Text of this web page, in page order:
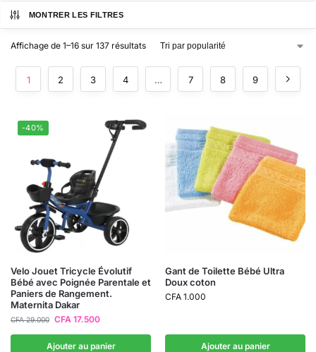
MONTRER LES FILTRES
Affichage de 1–16 sur 137 résultats
1 2 3 4 … 7 8 9
-40%
Velo Jouet Tricycle Évolutif
Bébé avec Poignée Parentale et
Paniers de Rangement.
Maternita Dakar
CFA29.000 CFA 17.500
Ajouter au panier
Gant de Toilette Bébé Ultra
Doux coton
CFA 1.000
Ajouter au panier